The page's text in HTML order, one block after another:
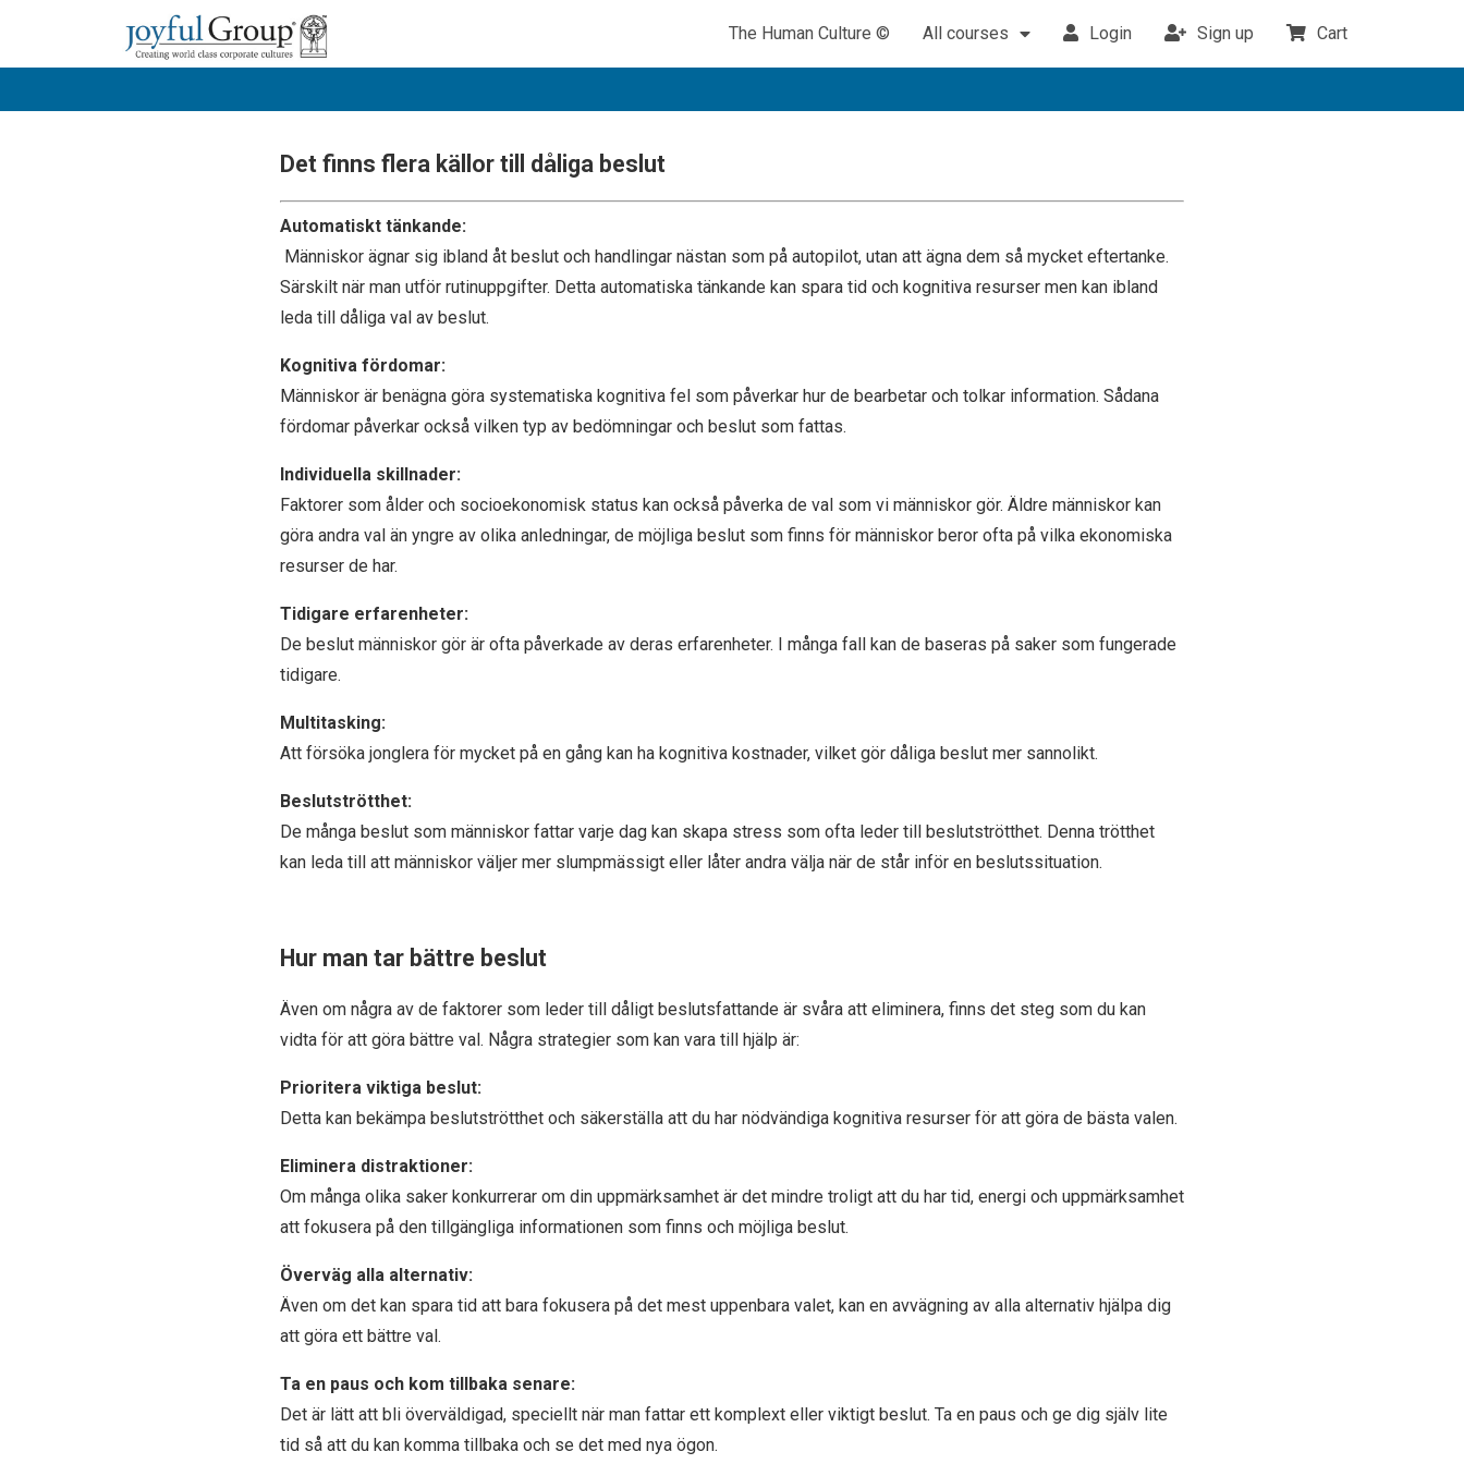
The Human Culture © All courses Login Sign up Cart
Det finns flera källor till dåliga beslut
Automatiskt tänkande:
Människor ägnar sig ibland åt beslut och handlingar nästan som på autopilot, utan att ägna dem så mycket eftertanke.
Särskilt när man utför rutinuppgifter. Detta automatiska tänkande kan spara tid och kognitiva resurser men kan ibland
leda till dåliga val av beslut.
Kognitiva fördomar:
Människor är benägna göra systematiska kognitiva fel som påverkar hur de bearbetar och tolkar information. Sådana
fördomar påverkar också vilken typ av bedömningar och beslut som fattas.
Individuella skillnader:
Faktorer som ålder och socioekonomisk status kan också påverka de val som vi människor gör. Äldre människor kan
göra andra val än yngre av olika anledningar, de möjliga beslut som finns för människor beror ofta på vilka ekonomiska
resurser de har.
Tidigare erfarenheter:
De beslut människor gör är ofta påverkade av deras erfarenheter. I många fall kan de baseras på saker som fungerade
tidigare.
Multitasking:
Att försöka jonglera för mycket på en gång kan ha kognitiva kostnader, vilket gör dåliga beslut mer sannolikt.
Beslutströtthet:
De många beslut som människor fattar varje dag kan skapa stress som ofta leder till beslutströtthet. Denna trötthet
kan leda till att människor väljer mer slumpmässigt eller låter andra välja när de står inför en beslutssituation.
Hur man tar bättre beslut
Även om några av de faktorer som leder till dåligt beslutsfattande är svåra att eliminera, finns det steg som du kan
vidta för att göra bättre val. Några strategier som kan vara till hjälp är:
Prioritera viktiga beslut:
Detta kan bekämpa beslutströtthet och säkerställa att du har nödvändiga kognitiva resurser för att göra de bästa valen.
Eliminera distraktioner:
Om många olika saker konkurrerar om din uppmärksamhet är det mindre troligt att du har tid, energi och uppmärksamhet
att fokusera på den tillgängliga informationen som finns och möjliga beslut.
Överväg alla alternativ:
Även om det kan spara tid att bara fokusera på det mest uppenbara valet, kan en avvägning av alla alternativ hjälpa dig
att göra ett bättre val.
Ta en paus och kom tillbaka senare:
Det är lätt att bli överväldigad, speciellt när man fattar ett komplext eller viktigt beslut. Ta en paus och ge dig själv lite
tid så att du kan komma tillbaka och se det med nya ögon.